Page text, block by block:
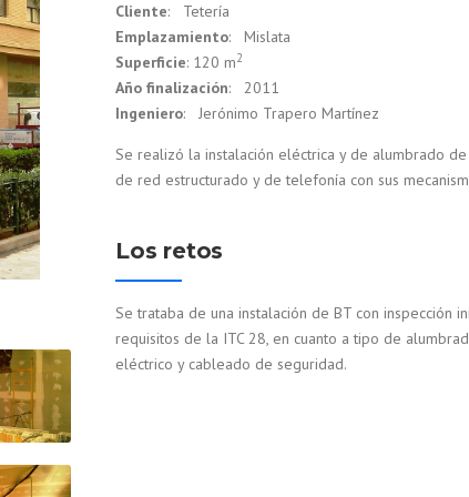
Cliente: Tetería
Emplazamiento: Mislata
Superficie: 120 m2
Año finalización: 2011
Ingeniero: Jerónimo Trapero Martínez
Se realizó la instalación eléctrica y de alumbrado
de red estructurado y de telefonía con sus
Los retos
Se trataba de una instalación de BT con inspección
requisitos de la ITC 28, en cuanto a tipo de
eléctrico y cableado de seguridad.